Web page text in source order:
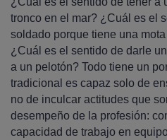
tronco en el mar? ¿Cuál es el
soldado porque tiene una
¿Cuál es el sentido de darle
a un pelotón? Todo tiene un
tradicional es capaz solo de
no de inculcar actitudes que
desempeño de la profesión:
capacidad de trabajo en